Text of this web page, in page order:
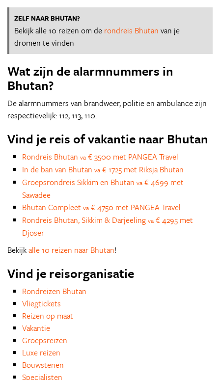
ZELF NAAR BHUTAN?
Bekijk alle 10 reizen om de rondreis Bhutan van je
dromen te vinden
Wat zijn de alarmnummers in
Bhutan?
De alarmnummers van brandweer, politie en ambulance zijn
respectievelijk: 112, 113, 110.
Vind je reis of vakantie naar Bhutan
Rondreis Bhutan va € 3500 met PANGEA Travel
In de ban van Bhutan va € 1725 met Riksja Bhutan
Groepsrondreis Sikkim en Bhutan va € 4699 met
Sawadee
Bhutan Compleet va € 4750 met PANGEA Travel
Rondreis Bhutan, Sikkim & Darjeeling va € 4295 met
Djoser
Bekijkalle 10 reizen naar Bhutan!
Vind je reisorganisatie
Rondreizen Bhutan
Vliegtickets
Reizen op maat
Vakantie
Groepsreizen
Luxe reizen
Bouwstenen
Specialisten